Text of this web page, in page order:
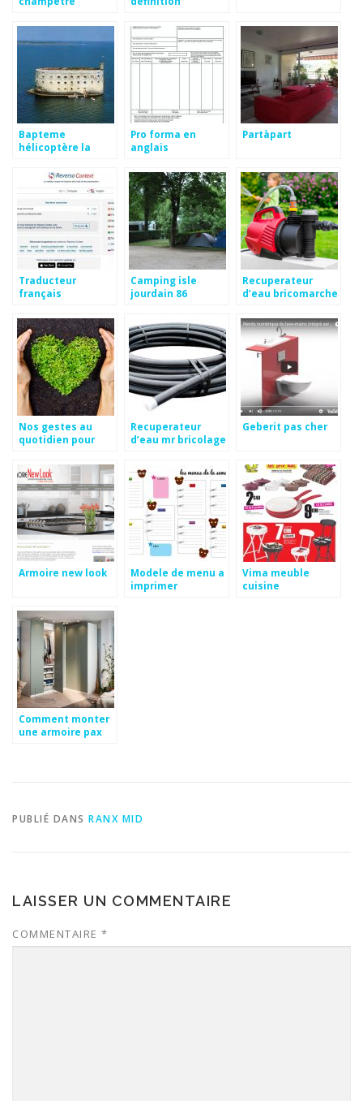
Bapteme
hélicoptère la
Pro forma en
anglais
Partàpart
Traducteur
français
reverso
Camping isle
jourdain 86
Recuperateur
d’eau bricomarche
Nos gestes au
quotidien pour
environnement
4am
Recuperateur
d’eau mr bricolage
Geberit pas cher
Armoire new look
Modele de menu a
imprimer
Vima meuble
cuisine
Comment monter
une armoire pax
PUBLIÉ DANS RANX MID
LAISSER UN COMMENTAIRE
COMMENTAIRE *